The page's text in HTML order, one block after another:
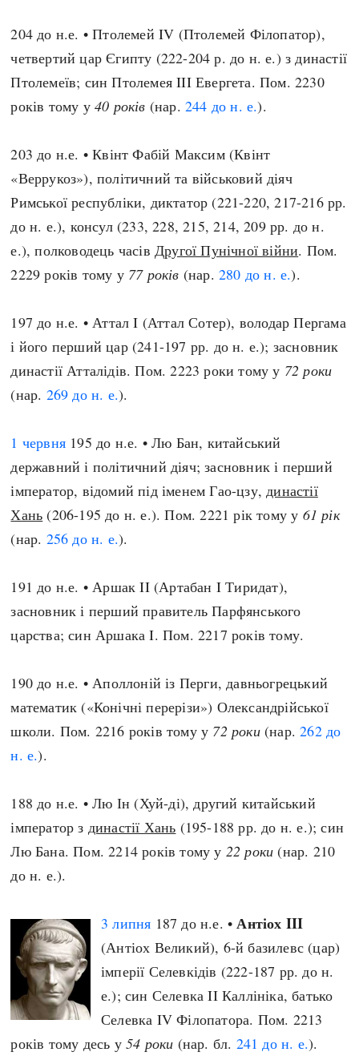
204 до н.е. • Птолемей IV (Птолемей Філопатор),
четвертий цар Єгипту (222-204 р. до н. е.) з династії
Птолемеїв; син Птолемея III Евергета. Пом. 2230
років тому у40 років (нар.244 до н. е.).
203 до н.е. • Квінт Фабій Максим (Квінт
«Веррукоз»), політичний та військовий діяч
Римської республіки, диктатор (221-220, 217-216 рр.
до н. е.), консул (233, 228, 215, 214, 209 рр. до н.
е.), полководець часівДругої Пунічної війни. Пом.
2229 років тому у 77 років (нар.280 до н. е.).
197 до н.е. • Аттал I (Аттал Сотер), володар Пергама
і його перший цар (241-197 рр. до н. е.); засновник
династії Атталідів. Пом. 2223 роки тому у 72 роки
(нар. 269 до н. е.).
1 червня 195 до н.е. • Лю Бан, китайський
державний і політичний діяч; засновник і перший
імператор, відомий під іменем Гао-цзу,династії
Хань (206-195 до н. е.). Пом. 2221 рік тому у 61 рік
(нар. 256 до н. е.).
191 до н.е. • Аршак II (Артабан I Тиридат),
засновник і перший правитель Парфянського
царства; син Аршака I. Пом. 2217 років тому.
190 до н.е. • Аполлоній із Перги, давньогрецький
математик («Конічні перерізи») Олександрійської
школи. Пом. 2216 років тому у 72 роки(нар.262 до
н. е.).
188 до н.е. • Лю Ін (Хуй-ді), другий китайський
імператор з династії Хань (195-188 рр. до н. е.); син
Лю Бана. Пом. 2214 років тому у 22 роки (нар. 210
до н. е.).
3 липня 187 до н.е. •Антіох III
(Антіох Великий), 6-й базилевс (цар)
імперії Селевкідів (222-187 рр. до н.
е.); син Селевка II Каллініка, батько
Селевка IV Філопатора. Пом. 2213
років тому десь у54 роки (нар. бл. 241 до н. е.).